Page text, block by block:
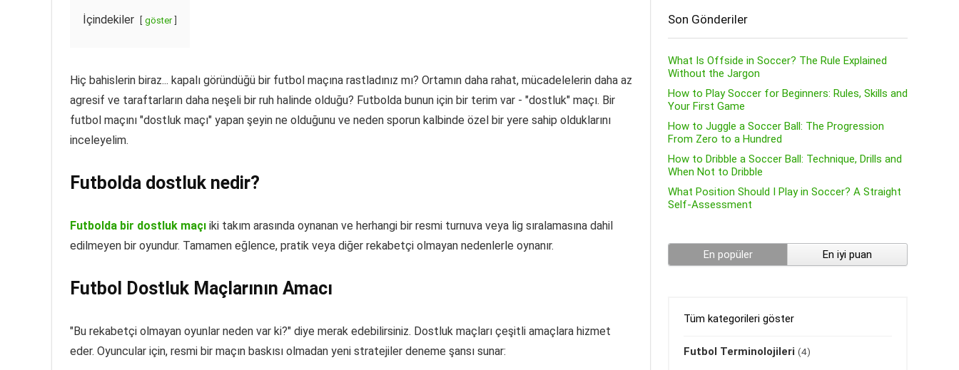
İçindekiler göster
Hiç bahislerin biraz... kapalı göründüğü bir futbol maçına rastladınız mı? Ortamın daha rahat, mücadelelerin daha az
agresif ve taraftarların daha neşeli bir ruh halinde olduğu? Futbolda bunun için bir terim var - "dostluk" maçı. Bir
futbol maçını "dostluk maçı" yapan şeyin ne olduğunu ve neden sporun kalbinde özel bir yere sahip olduklarını
inceleyelim.
Futbolda dostluk nedir?
Futbolda bir dostluk maçı iki takım arasında oynanan ve herhangi bir resmi turnuva veya lig sıralamasına dahil
edilmeyen bir oyundur. Tamamen eğlence, pratik veya diğer rekabetçi olmayan nedenlerle oynanır.
Futbol Dostluk Maçlarının Amacı
"Bu rekabetçi olmayan oyunlar neden var ki?" diye merak edebilirsiniz. Dostluk maçları çeşitli amaçlara hizmet
eder. Oyuncular için, resmi bir maçın baskısı olmadan yeni stratejiler deneme şansı sunar:
Son Gönderiler
What Is Offside in Soccer? The Rule Explained
Without the Jargon
How to Play Soccer for Beginners: Rules, Skills and
Your First Game
How to Juggle a Soccer Ball: The Progression
From Zero to a Hundred
How to Dribble a Soccer Ball: Technique, Drills and
When Not to Dribble
What Position Should I Play in Soccer? A Straight
Self-Assessment
En popüler En iyi puan
Tüm kategorileri göster
Futbol Terminolojileri (4)